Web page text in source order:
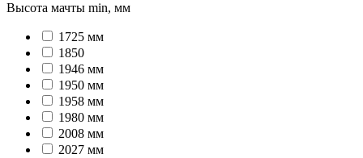
Высота мачты min, мм
1725 мм
1850
1946 мм
1950 мм
1958 мм
1980 мм
2008 мм
2027 мм